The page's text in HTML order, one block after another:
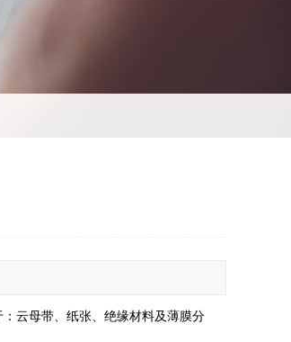
云母带、纸张、绝缘材料及薄膜分